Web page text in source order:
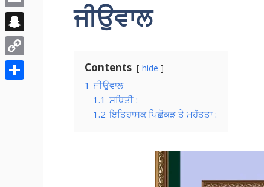
ਜੀਉਵਾਲ
Contents hide
1 ਜੀਉਵਾਲ
1.1 ਸਥਿਤੀ :
1.2 ਇਤਿਹਾਸਕ ਪਿਛੋਕੜ ਤੇ ਮਹੱਤਤਾ :
Email
Snapchat
Copy
Link